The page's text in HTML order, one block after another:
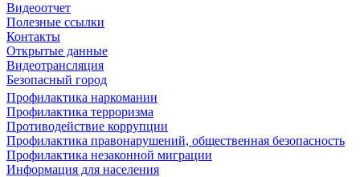
Видеоотчет
Полезные ссылки
Контакты
Открытые данные
Видеотрансляция
Безопасный город
Профилактика наркомании
Профилактика терроризма
Противодействие коррупции
Профилактика правонарушений, общественная безопасность
Профилактика незаконной миграции
Информация для населения